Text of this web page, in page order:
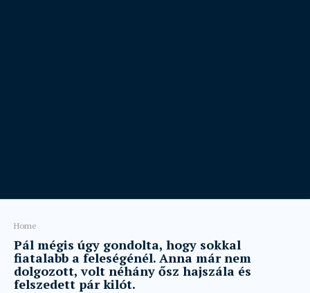
Home
Pál mégis úgy gondolta, hogy sokkal
fiatalabb a feleségénél. Anna már nem
dolgozott, volt néhány ősz hajszála és
felszedett pár kilót.